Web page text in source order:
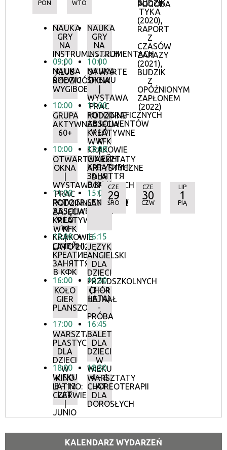
BUDZIK
TYKA
(2020),
RAPORT
Z
CZASÓW
ZARAZY
(2021),
BUDZIK
Z
OPÓŹNIONYM
ZAPŁONEM
(2022)
POGODA
PON
NAUKA
GRY
NA
INSTRUMENTACH
I
NAUKA
ŚPIEWU
09:00
KLUB
RODZICÓW:
WYGIBOBASY
10:00
GRUPA
AKTYWNI
60+
10:00
OTWARTE
OKNA
WYSTAWA
PRAC
FOTOGRAFICZNYCH
ABSOLWENTÓW
V LO
W
KRAKOWIE
11:00
RODZINNE
ZAJĘCIA
KREATYWNE
W KFK
|
СІМЕЙНІ
КРЕАТИВНІ
ЗАНЯТТЯ
В КФК
15:00
LATO’2022
16:00
KOŁO
GIER
PLANSZOWYCH
17:00
WARSZTATY
PLASTYCZNE
DLA
DZIECI
W
WIEKU
8 – 12
LAT
18:00
KINO
LATINO:
CZERWIEC
|
JUNIO
WTO
NAUKA
GRY
NA
INSTRUMENTACH
I
NAUKA
ŚPIEWU
10:00
OTWARTE
OKNA
WYSTAWA
PRAC
FOTOGRAFICZNYCH
ABSOLWENTÓW
V LO
W
KRAKOWIE
11:00
RODZINNE
ZAJĘCIA
KREATYWNE
W KFK
|
СІМЕЙНІ
КРЕАТИВНІ
ЗАНЯТТЯ
В КФК
13:00
WARSZTATY
ARTYSTYCZNE
DLA
DOROSŁYCH
I
SENIORÓW
15:00
LATO’2022
16:15
JĘZYK
ANGIELSKI
DLA
DZIECI
PRZEDSZKOLNYCH
(3 – 4
LATA)
16:30
CHÓR
HEJNAŁ
-
PRÓBA
16:45
BALET
DLA
DZIECI
W
WIEKU
4 – 6
LAT
18:30
WARSZTATY
CHOREOTERAPII
DLA
DOROSŁYCH
CZE
29
ŚRO
CZE
30
CZW
LIP
1
PIĄ
KALENDARZ WYDARZEŃ